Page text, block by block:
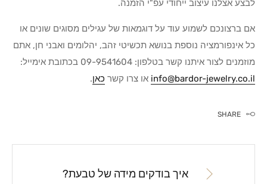
לבצע אצלנו עיצוב ייחודי עפ"י הזמנה.
אם ברצונכם לשמוע עוד על דוגמאות של עגילים מסוגים שונים או
כל אינפורמציה נוספת בנושא תכשיטי זהב, יהלומים ואבני חן, אתם
מוזמנים לצור איתנו קשר בטלפון: 09-9541604 בכתובת אימייל:
info@bardor-jewelry.co.il או צרו קשר כאן.
SHARE
איך בודקים מידה של טבעת?